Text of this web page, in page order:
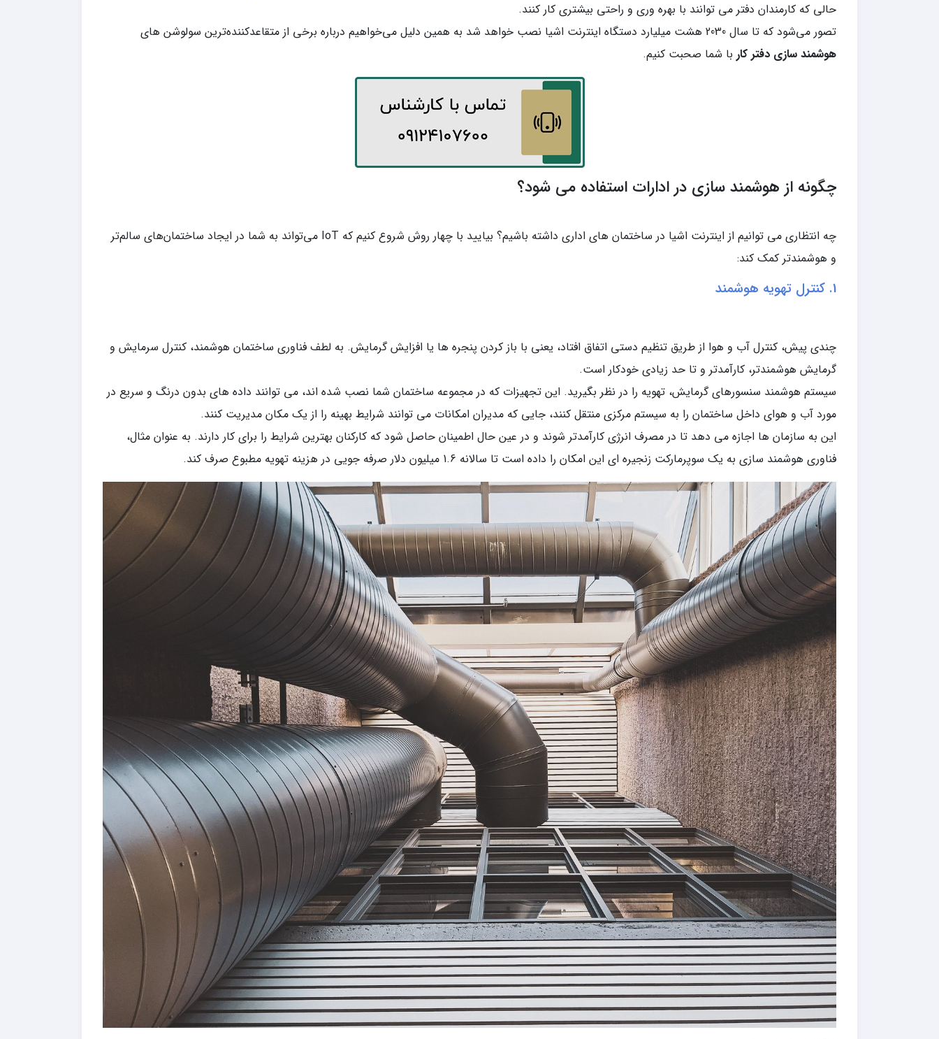
حالی که کارمندان دفتر می توانند با بهره وری و راحتی بیشتری کار کنند.
تصور می‌شود که تا سال 2030 هشت میلیارد دستگاه اینترنت اشیا نصب خواهد شد به همین دلیل می‌خواهیم درباره برخی از متقاعدکننده‌ترین سولوشن های
هوشمند سازی دفتر کار با شما صحبت کنیم.
چگونه از هوشمند سازی در ادارات استفاده می شود؟
چه انتظاری می توانیم از اینترنت اشیا در ساختمان های اداری داشته باشیم؟ بیایید با چهار روش شروع کنیم که IoT می‌تواند به شما در ایجاد ساختمان‌های سالم‌تر
و هوشمندتر کمک کند:
1. کنترل تهویه هوشمند
چندی پیش، کنترل آب و هوا از طریق تنظیم دستی اتفاق افتاد، یعنی با باز کردن پنجره ها یا افزایش گرمایش. به لطف فناوری ساختمان هوشمند، کنترل سرمایش و
گرمایش هوشمندتر، کارآمدتر و تا حد زیادی خودکار است.
سیستم هوشمند سنسورهای گرمایش، تهویه را در نظر بگیرید. این تجهیزات که در مجموعه ساختمان شما نصب شده اند، می توانند داده های بدون درنگ و سریع در
مورد آب و هوای داخل ساختمان را به سیستم مرکزی منتقل کنند، جایی که مدیران امکانات می توانند شرایط بهینه را از یک مکان مدیریت کنند.
این به سازمان ها اجازه می دهد تا در مصرف انرژی کارآمدتر شوند و در عین حال اطمینان حاصل شود که کارکنان بهترین شرایط را برای کار دارند. به عنوان مثال،
فناوری هوشمند سازی به یک سوپرمارکت زنجیره ای این امکان را داده است تا سالانه 1.6 میلیون دلار صرفه جویی در هزینه تهویه مطبوع صرف کند.